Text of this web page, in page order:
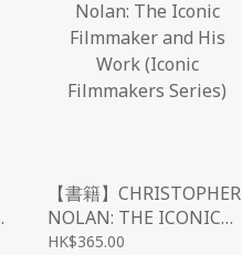
【書籍】CHRISTOPHER
NOLAN: THE ICONIC
FILMMAKER AND HIS
HK$365.00